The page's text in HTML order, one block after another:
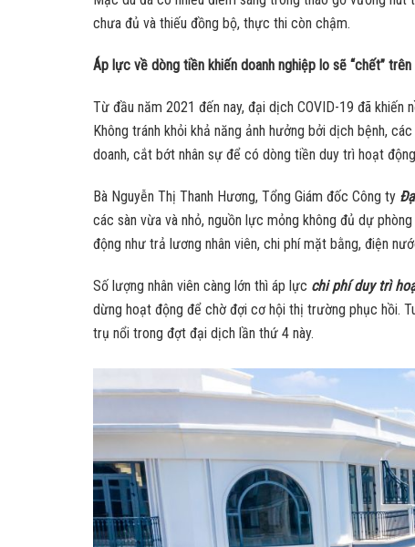
chưa đủ và thiếu đồng bộ, thực thi còn chậm.
Áp lực về dòng tiền khiến doanh nghiệp lo sẽ “chết”
Từ đầu năm 2021 đến nay, đại dịch COVID-19 đã khiến
Không tránh khỏi khả năng ảnh hưởng bởi dịch bệnh,
doanh, cắt bớt nhân sự để có dòng tiền duy trì hoạt
Bà Nguyễn Thị Thanh Hương, Tổng Giám đốc Công ty
các sàn vừa và nhỏ, nguồn lực mỏng không đủ dự
động như trả lương nhân viên, chi phí mặt bằng, điện
Số lượng nhân viên càng lớn thì áp lực chi phí duy trì
dừng hoạt động để chờ đợi cơ hội thị trường phục hồi.
trụ nổi trong đợt đại dịch lần thứ 4 này.